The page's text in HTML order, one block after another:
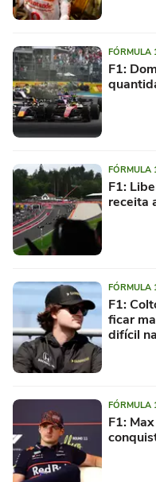
FÓRMULA
F1:
FÓRMULA
F1:
receita
FÓRMULA
F1:
ficar
difícil
FÓRMULA
F1: